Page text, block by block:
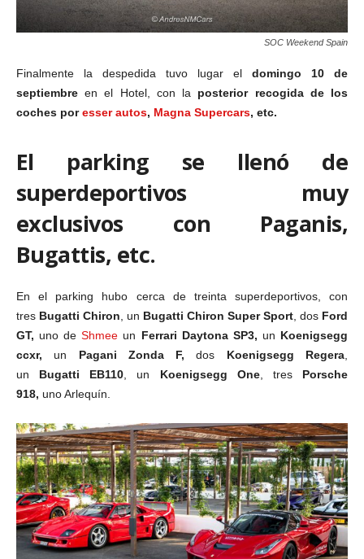
SOC Weekend Spain
Finalmente la despedida tuvo lugar el domingo 10 de
septiembre en el Hotel, con la posterior recogida de los
coches poresser autos, Magna Supercars, etc.
El parking se llenó de
superdeportivos muy
exclusivos con Paganis,
Bugattis, etc.
En el parking hubo cerca de treinta superdeportivos, con
tres Bugatti Chiron , un Bugatti Chiron Super Sport , dos Ford
GT, uno deShmee un Ferrari Daytona SP3, un Koenigsegg
ccxr, un Pagani Zonda F, dos Koenigsegg Regera
un Bugatti EB110 , un Koenigsegg One, tres Porsche
918, uno Arlequín.